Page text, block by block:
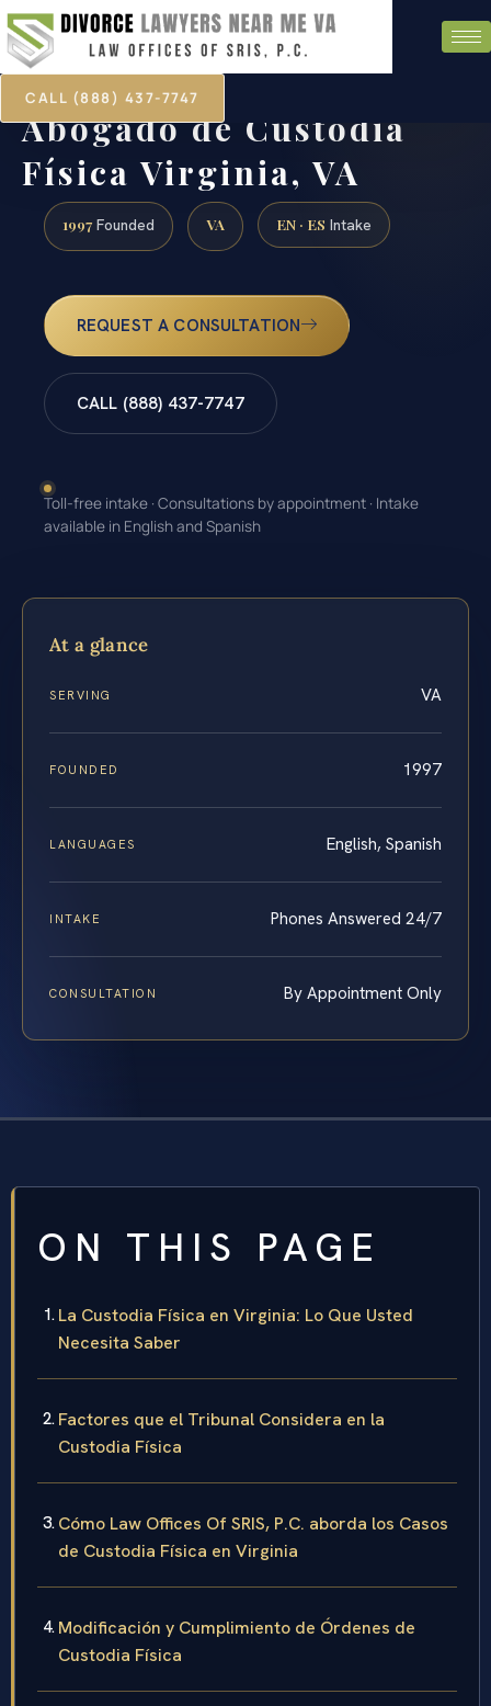
CALL (888) 437-7747
Abogado de Custodia
Física Virginia, VA
1997 Founded VA EN · ES Intake
REQUEST A CONSULTATION
CALL (888) 437-7747
Toll-free intake · Consultations by appointment · Intake
available in English and Spanish
At a glance
SERVING VA
FOUNDED 1997
LANGUAGES English, Spanish
INTAKE Phones Answered 24/7
CONSULTATION By Appointment Only
ON THIS PAGE
La Custodia Física en Virginia: Lo Que Usted
Necesita Saber
Factores que el Tribunal Considera en la
Custodia Física
Cómo Law Offices Of SRIS, P.C. aborda los Casos
de Custodia Física en Virginia
Modificación y Cumplimiento de Órdenes de
Custodia Física